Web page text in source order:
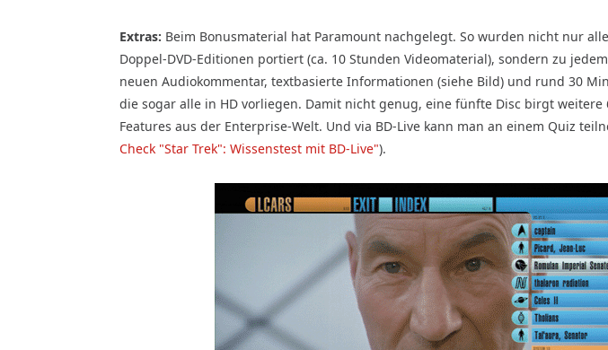
Extras: Beim Bonusmaterial hat Paramount nachgelegt. So wurden nicht nur
Doppel-DVD-Editionen portiert (ca. 10 Stunden Videomaterial), sondern zu
neuen Audiokommentar, textbasierte Informationen (siehe Bild) und rund 30
die sogar alle in HD vorliegen. Damit nicht genug, eine fünfte Disc birgt
Features aus der Enterprise-Welt. Und via BD-Live kann man an einem Quiz
Check "Star Trek": Wissenstest mit BD-Live").